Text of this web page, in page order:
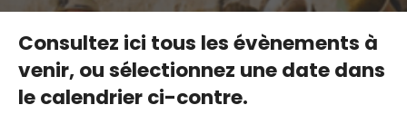
Consultez ici tous les évènements à
venir,ou sélectionnez une date dans
le calendrier ci-contre.